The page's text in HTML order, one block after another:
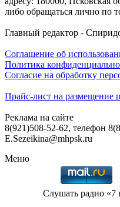
либо обращаться лично по
Главный редактор -
Соглашение об
Политика
Согласие на обработку
Прайс-лист на размещение
Реклама на сайте
8(921)508-52-62, телефон
E.Sezeikina@mhpsk.ru
Меню
Слушать радио «7